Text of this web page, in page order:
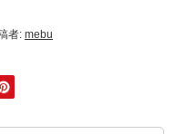
者: mebu